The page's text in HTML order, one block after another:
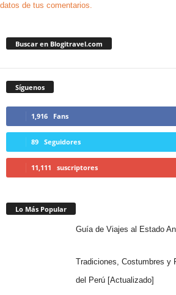
datos de tus comentarios.
Buscar en Blogitravel.com
Síguenos
1,916 Fans
89 Seguidores
11,111 suscriptores
Lo Más Popular
Guía de Viajes al Estado
Tradiciones, Costumbres y
del Perú [Actualizado]